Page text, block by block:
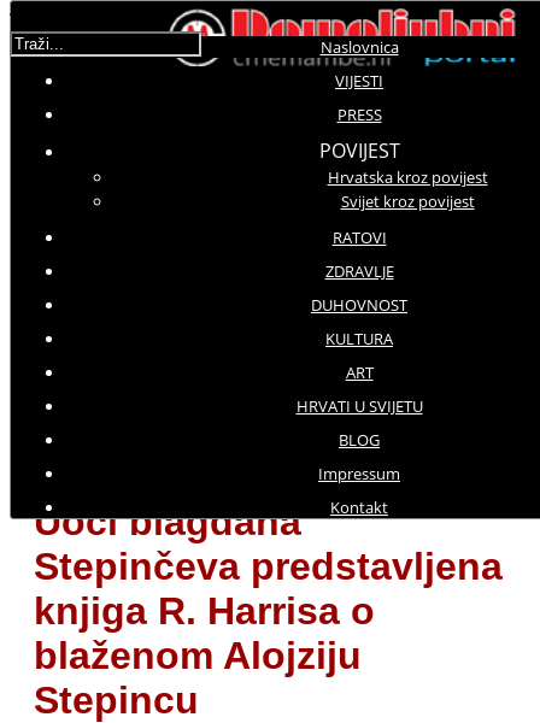
Naslovnica
VIJESTI
PRESS
POVIJEST
Hrvatska kroz povijest
Svijet kroz povijest
RATOVI
ZDRAVLJE
DUHOVNOST
KULTURA
ART
HRVATI U SVIJETU
BLOG
Impressum
Kontakt
Traži...
Molimo ocijenite
Harris: Knjiga je moj odgovor na
sve neopravdane napade na
nadbiskupa, a pisao sam je u želji
da se čuje istina
Uoči blagdana
Stepinčeva predstavljena
knjiga R. Harrisa o
blaženom Alojziju
Stepincu